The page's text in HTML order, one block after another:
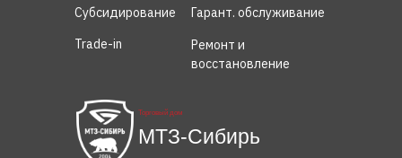
Торговый дом
МТЗ-Сибирь
Trade-in
Субсидирование
Ремонт и
восстановление
Гарант. обслуживание